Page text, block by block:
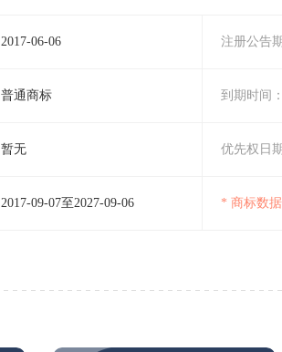
2017-06-06 注册公告
普通商标 到期时间：
暂无 优先权日
2017-09-07至2027-09-06 * 商标数